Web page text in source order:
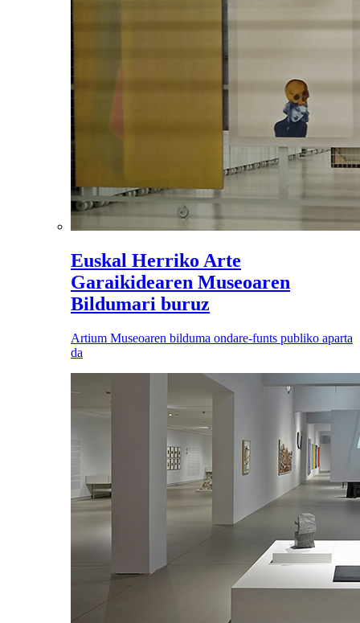
Euskal Herriko Arte
Garaikidearen Museoaren
Bildumari buruz
Artium Museoaren bilduma ondare-funts publiko aparta
da